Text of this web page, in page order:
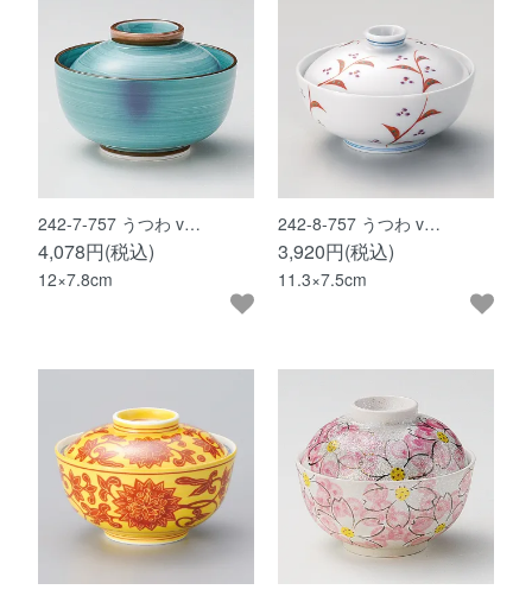
242-7-757 うつわ v…
4,078円(税込)
12×7.8cm
242-8-757 うつわ v…
3,920円(税込)
11.3×7.5cm